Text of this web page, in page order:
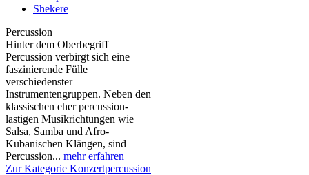
Shekere
Percussion
Hinter dem Oberbegriff
Percussion verbirgt sich eine
faszinierende Fülle
verschiedenster
Instrumentengruppen. Neben den
klassischen eher percussion-
lastigen Musikrichtungen wie
Salsa, Samba und Afro-
Kubanischen Klängen, sind
Percussion... mehr erfahren
Zur Kategorie Konzertpercussion